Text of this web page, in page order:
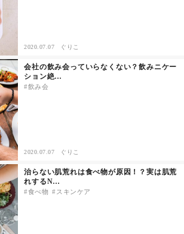
2020.07.07 ぐりこ
会社の飲み会っていらなくない？飲みニケー
ション絶…
飲み会
2020.07.07 ぐりこ
治らない肌荒れは食べ物が原因！？実は肌荒
れするN…
食べ物 スキンケア